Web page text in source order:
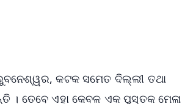
କଟକ ସମେତ ଦିଲ୍ଲୀ ତଥା
। ତେବେ ଏହା କେବଳ ଏକ ପୁସ୍ତକ ମେଳା